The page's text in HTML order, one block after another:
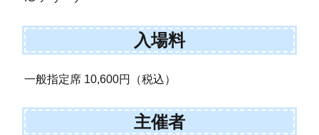
入場料
一般指定席 10,600円（税込）
主催者